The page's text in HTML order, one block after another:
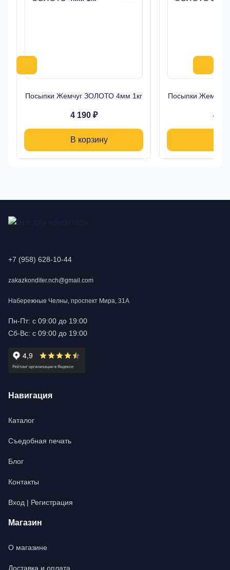
Посыпки Жемчуг ЗОЛОТО 4мм 1кг
4 190 ₽
В корзину
Посыпки Жемчуг
4
+7 (958) 628-10-44
zakazkonditer.nch@gmail.com
Набережные Челны, проспект Мира, 31А
Пн-Пт: с 09:00 до 19:00
Сб-Вс: с 09:00 до 19:00
Навигация
Каталог
Съедобная печать
Блог
Контакты
Вход | Регистрация
Магазин
О магазине
Доставка и оплата